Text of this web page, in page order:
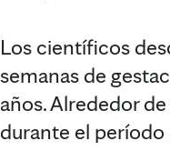
Los científicos
semanas de
años. Alrededor
durante el período